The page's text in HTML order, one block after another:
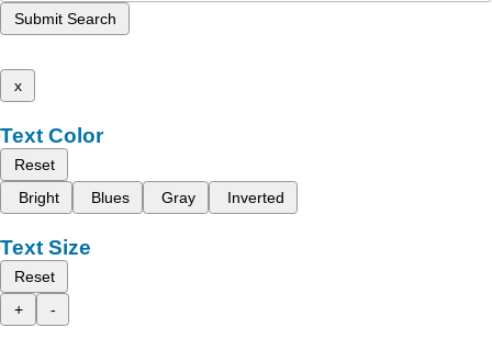
Submit Search
x
Text Color
Reset
Bright
Blues Gray Inverted
Text Size
Reset
+
-